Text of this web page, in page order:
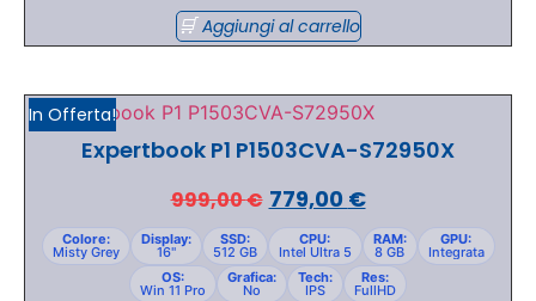
Aggiungi al carrello
In Offerta!
Expertbook P1 P1503CVA-S72950X
999,00€ 779,00 €
Colore:
Misty Grey
Display:
16"
SSD:
512 GB
CPU:
Intel Ultra 5
RAM:
8 GB
GPU:
Integrata
OS:
Win 11 Pro
Grafica:
No
Tech:
IPS
Res:
FullHD